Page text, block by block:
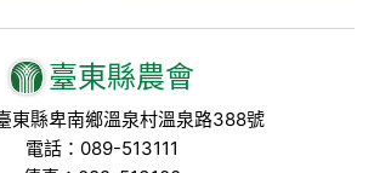
臺東縣農會
東縣卑南鄉溫泉村溫泉路388號
電話：089-513111